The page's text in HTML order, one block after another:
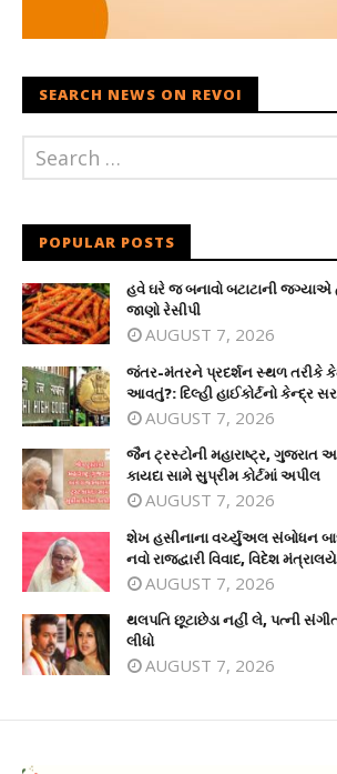
SEARCH NEWS ON REVOI
POPULAR POSTS
હવે ઘરે જ બનાવો બટાટાની જગ્યાએ
જાણો રેસીપી
AUGUST 7, 2026
જંતર-મંતરને પ્રદર્શન સ્થળ તરીકે
આવતું?: દિલ્હી હાઈકોર્ટનો કેન્દ્ર
AUGUST 7, 2026
જૈન ટ્રસ્ટોની મહારાષ્ટ્ર, ગુજરાત
કાયદા સામે સુપ્રીમ કોર્ટમાં અપીલ
AUGUST 7, 2026
શેખ હસીનાના વર્ચ્યુઅલ સંબોધન
નવો રાજદ્વારી વિવાદ, વિદેશ
AUGUST 7, 2026
થલપતિ છૂટાછેડા નહીં લે, પત્ની
લીધો
AUGUST 7, 2026